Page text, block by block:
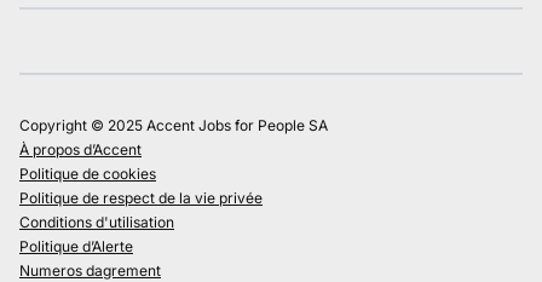
Copyright © 2025 Accent Jobs for People SA
À propos d’Accent
Politique de cookies
Politique de respect de la vie privée
Conditions d'utilisation
Politique d’Alerte
Numeros dagrement